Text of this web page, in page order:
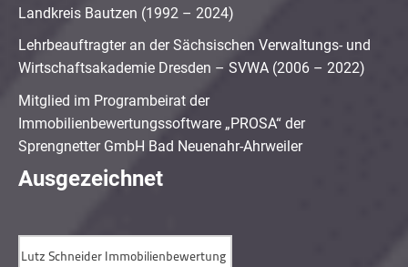
Landkreis Bautzen (1992 – 2024)
Lehrbeauftragter an der Sächsischen Verwaltungs- und
Wirtschaftsakademie Dresden – SVWA (2006 – 2022)
Mitglied im Programbeirat der
Immobilienbewertungssoftware „PROSA“ der
Sprengnetter GmbH Bad Neuenahr-Ahrweiler
Ausgezeichnet